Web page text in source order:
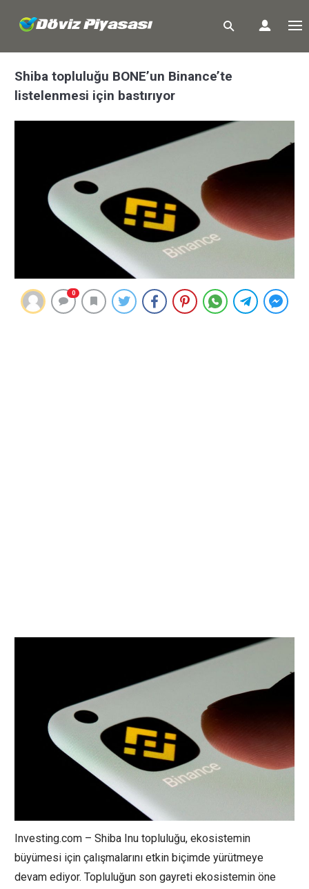
Shiba topluluğu BONE’un Binance’te
listelenmesi için bastırıyor
0
Investing.com – Shiba Inu topluluğu, ekosistemin
büyümesi için çalışmalarını etkin biçimde yürütmeye
devam ediyor. Topluluğun son gayreti ekosistemin öne